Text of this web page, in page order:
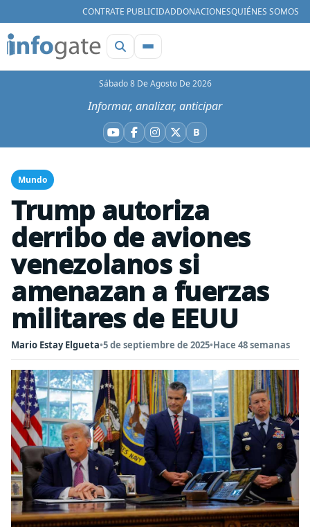
CONTRATE PUBLICIDADDONACIONESQUIÉNES SOMOS
Sábado 8 De Agosto De 2026
Informar, analizar, anticipar
YouTube
Facebook
Instagram
X BBluesky
Mundo
Trump autoriza
derribo de aviones
venezolanos si
amenazan a fuerzas
militares de EEUU
Mario Estay Elgueta•5 de septiembre de 2025•Hace 48 semanas